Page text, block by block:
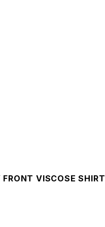
VISCOSE SHIRT